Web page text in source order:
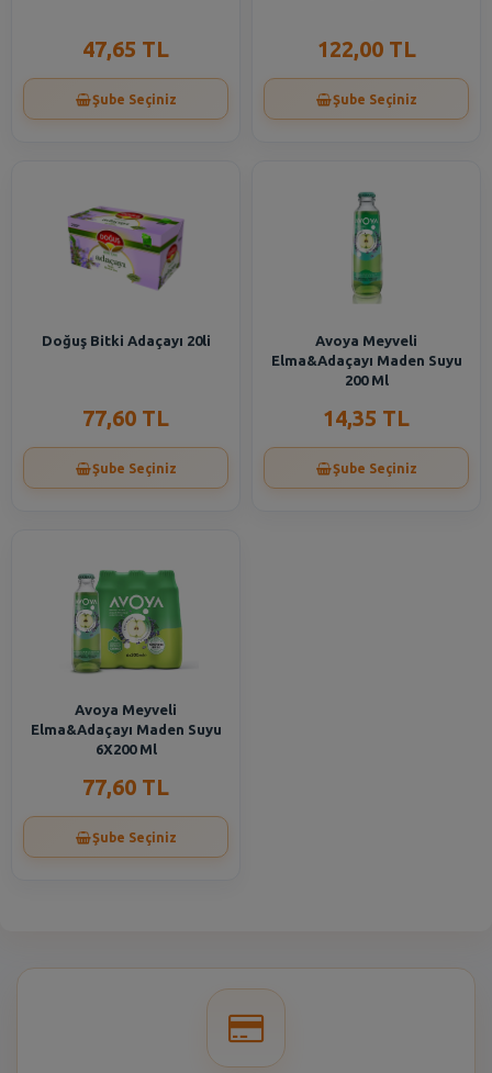
47,65 TL
Şube Seçiniz
122,00 TL
Şube Seçiniz
Doğuş Bitki Adaçayı 20li
77,60 TL
Şube Seçiniz
Avoya Meyveli
Elma&Adaçayı Maden Suyu
200 Ml
14,35 TL
Şube Seçiniz
Avoya Meyveli
Elma&Adaçayı Maden Suyu
6X200 Ml
77,60 TL
Şube Seçiniz